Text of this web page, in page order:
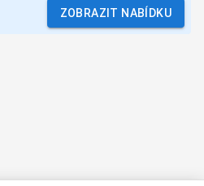
ZOBRAZIT NABÍDKU